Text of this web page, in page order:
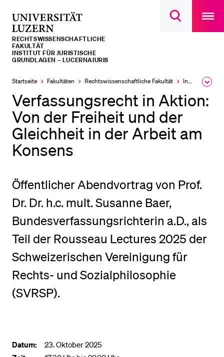
Suchdialog
main
RECHTS­­WISSENSCHAFTLICHE
FAKULTÄT
INSTITUT FÜR JURISTISCHE
GRUNDLAGEN – LUCERNAIURIS
Startseite Fakultäten Rechtswissenschaftliche Fakultät Institute, Akademien, Zentren
Verfassungsrecht in Aktion:
Von der Freiheit und der
Gleichheit in der Arbeit am
Konsens
Öffentlicher Abendvortrag von Prof.
Dr. Dr. h.c. mult. Susanne Baer,
Bundesverfassungsrichterin a.D., als
Teil der Rousseau Lectures 2025 der
Schweizerischen Vereinigung für
Rechts- und Sozialphilosophie
(SVRSP).
Datum:
23. Oktober 2025
LETZTE SUCHEN
Sie haben noch keine Suche getätigt.
Schulklassen und Lehrpersonen
Studien­interessierte
Studierende
Forschende
Mitarbeitende
Stellensuchende
Förderer
Medien
BELIEBTE INHALTE
Vorlesungsverzeichnis
Bibliothek
Anmeldung und Zulassung